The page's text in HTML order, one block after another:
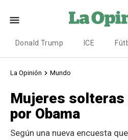
Donald Trump ICE
La Opinión Mundo
Mujeres solteras
por Obama
Según una nueva encuesta